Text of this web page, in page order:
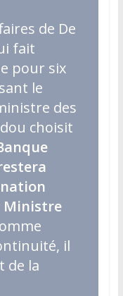
de De
fait
pour six
le
des
choisit
Ministre
il
de la